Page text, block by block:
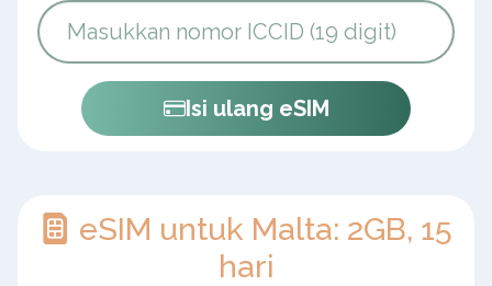
Isi ulang eSIM
eSIM untuk Malta: 2GB, 15
hari